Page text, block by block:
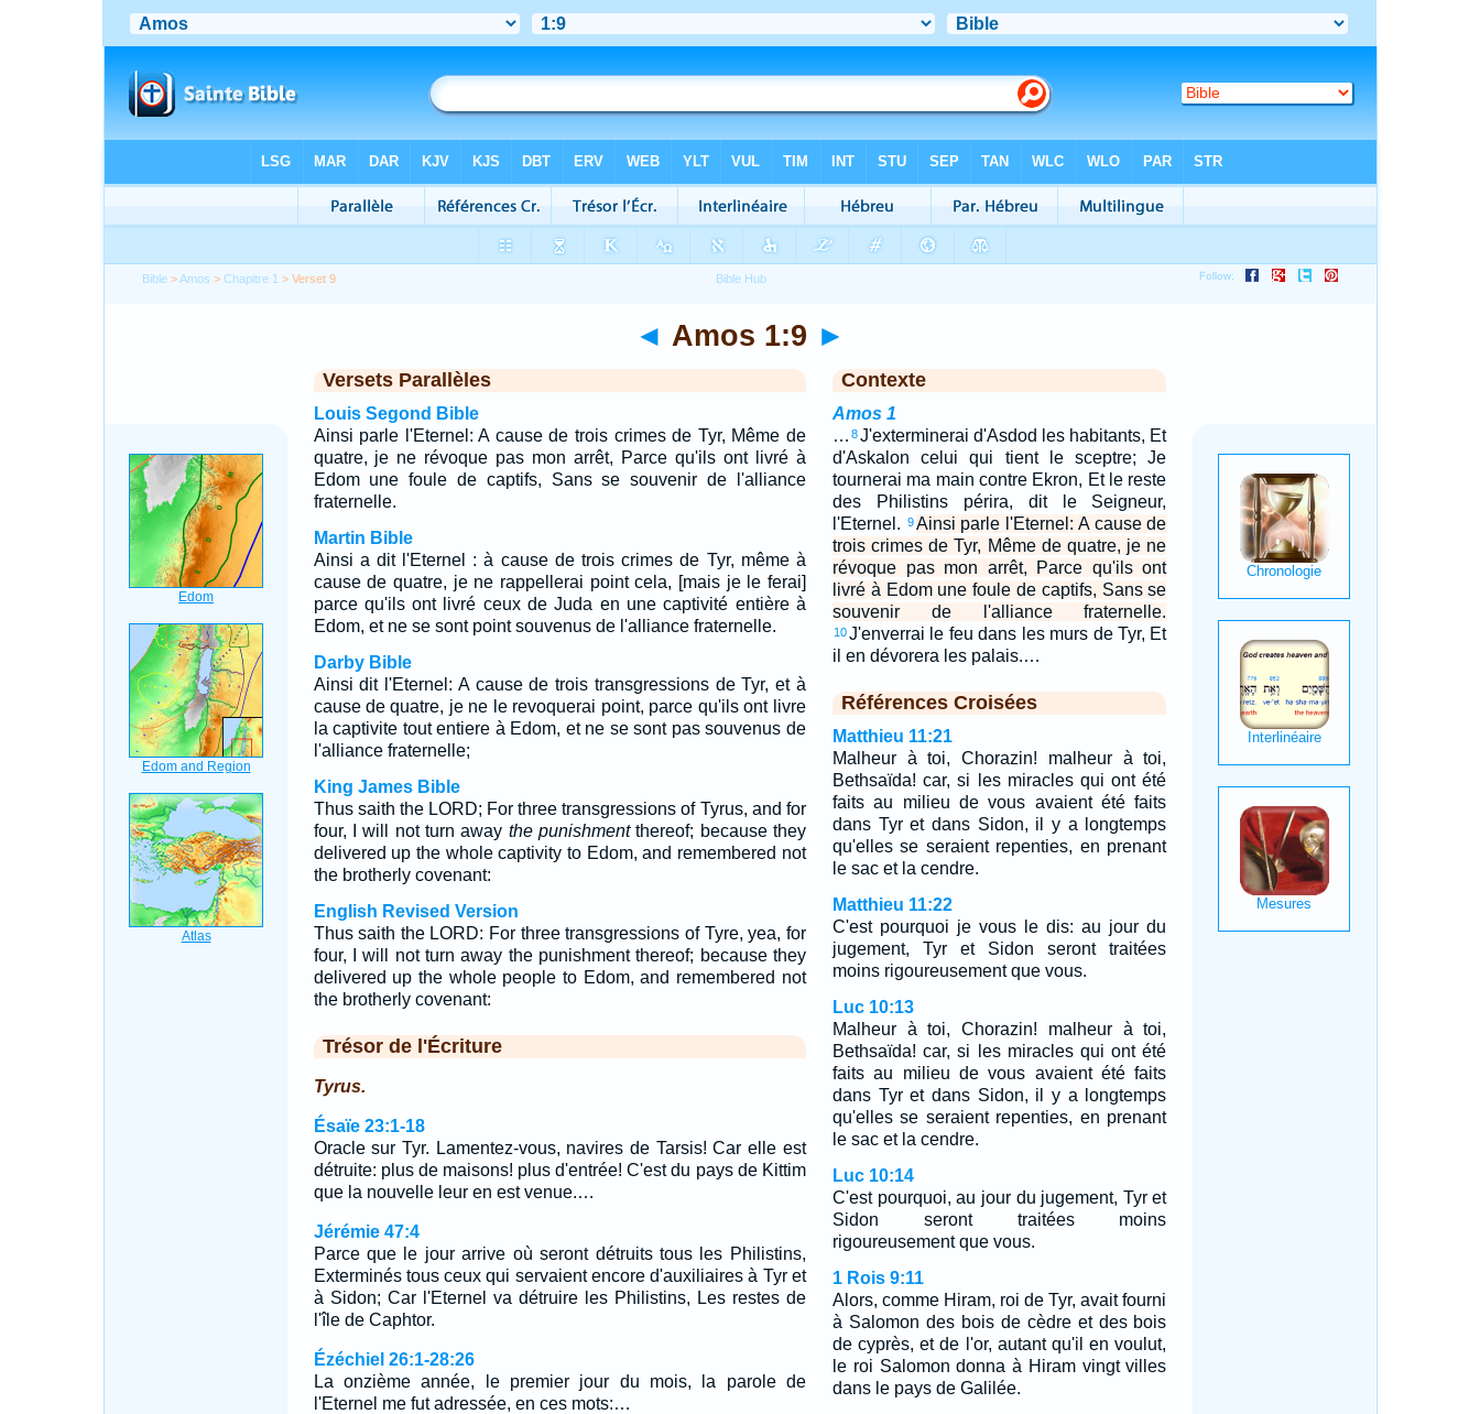
Bible >Amos >Chapitre 1 > Verset 9
◄ Amos 1:9 ►
Versets Parallèles
Louis Segond Bible
Ainsi parle l'Eternel: A cause de trois crimes de Tyr, Même de
quatre, je ne révoque pas mon arrêt, Parce qu'ils ont livré à
Edom une foule de captifs, Sans se souvenir de l'alliance
fraternelle.
Martin Bible
Ainsi a dit l'Eternel : à cause de trois crimes de Tyr, même à
cause de quatre, je ne rappellerai point cela, [mais je le ferai]
parce qu'ils ont livré ceux de Juda en une captivité entière à
Edom, et ne se sont point souvenus de l'alliance fraternelle.
Darby Bible
Ainsi dit l'Eternel: A cause de trois transgressions de Tyr, et à
cause de quatre, je ne le revoquerai point, parce qu'ils ont livre
la captivite tout entiere à Edom, et ne se sont pas souvenus de
l'alliance fraternelle;
King James Bible
Thus saith the LORD; For three transgressions of Tyrus, and for
four, I will not turn away the punishmentthereof; because they
delivered up the whole captivity to Edom, and remembered not
the brotherly covenant:
English Revised Version
Thus saith the LORD: For three transgressions of Tyre, yea, for
four, I will not turn away the punishment thereof; because they
delivered up the whole people to Edom, and remembered not
the brotherly covenant:
Trésor de l'Écriture
Tyrus.
Ésaïe 23:1-18
Oracle sur Tyr. Lamentez-vous, navires de Tarsis! Car elle est
détruite: plus de maisons! plus d'entrée! C'est du pays de Kittim
que la nouvelle leur en est venue.…
Jérémie 47:4
Parce que le jour arrive où seront détruits tous les Philistins,
Exterminés tous ceux qui servaient encore d'auxiliaires à Tyr et
à Sidon; Car l'Eternel va détruire les Philistins, Les restes de
l'île de Caphtor.
Ézéchiel 26:1-28:26
La onzième année, le premier jour du mois, la parole de
l'Eternel me fut adressée, en ces mots:…
Contexte
Amos 1
… 8J'exterminerai d'Asdod les habitants, Et
d'Askalon celui qui tient le sceptre; Je
tournerai ma main contre Ekron, Et le reste
des Philistins périra, dit le Seigneur,
l'Eternel. 9Ainsi parle l'Eternel: A cause de
trois crimes de Tyr, Même de quatre, je ne
révoque pas mon arrêt, Parce qu'ils ont
livré à Edom une foule de captifs, Sans se
souvenir de l'alliance fraternelle.
10J'enverrai le feu dans les murs de Tyr, Et
il en dévorera les palais.…
Références Croisées
Matthieu 11:21
Malheur à toi, Chorazin! malheur à toi,
Bethsaïda! car, si les miracles qui ont été
faits au milieu de vous avaient été faits
dans Tyr et dans Sidon, il y a longtemps
qu'elles se seraient repenties, en prenant
le sac et la cendre.
Matthieu 11:22
C'est pourquoi je vous le dis: au jour du
jugement, Tyr et Sidon seront traitées
moins rigoureusement que vous.
Luc 10:13
Malheur à toi, Chorazin! malheur à toi,
Bethsaïda! car, si les miracles qui ont été
faits au milieu de vous avaient été faits
dans Tyr et dans Sidon, il y a longtemps
qu'elles se seraient repenties, en prenant
le sac et la cendre.
Luc 10:14
C'est pourquoi, au jour du jugement, Tyr et
Sidon seront traitées moins
rigoureusement que vous.
1 Rois 9:11
Alors, comme Hiram, roi de Tyr, avait fourni
à Salomon des bois de cèdre et des bois
de cyprès, et de l'or, autant qu'il en voulut,
le roi Salomon donna à Hiram vingt villes
dans le pays de Galilée.